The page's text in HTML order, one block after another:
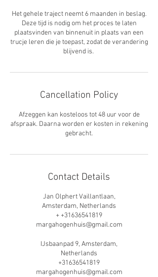
Het gehele traject neemt 6 maanden in beslag.
Deze tijd is nodig om het proces te laten
plaatsvinden van binnenuit in plaats van een
trucje leren die je toepast, zodat de verandering
blijvend is.
Cancellation Policy
Afzeggen kan kosteloos tot 48 uur voor de
afspraak. Daarna worden er kosten in rekening
gebracht.
Contact Details
Jan Olphert Vaillantlaan,
Amsterdam, Netherlands
+ +31636541819
margahogenhuis@gmail.com
IJsbaanpad 9, Amsterdam,
Netherlands
+31636541819
margahogenhuis@gmail.com